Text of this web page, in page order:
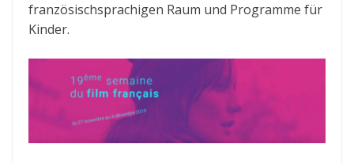
französischsprachigen Raum und Programme für
Kinder.